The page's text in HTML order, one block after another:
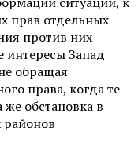
прав отдельных
против них
интересы Запад
обращая
права, когда те
обстановка в